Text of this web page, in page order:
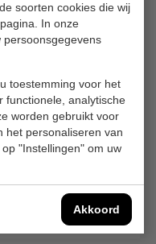
soorten cookies die wij
pagina. In onze
persoonsgegevens
toestemming voor het
functionele, analytische
worden gebruikt voor
het personaliseren van
"Instellingen" om uw
Akkoord